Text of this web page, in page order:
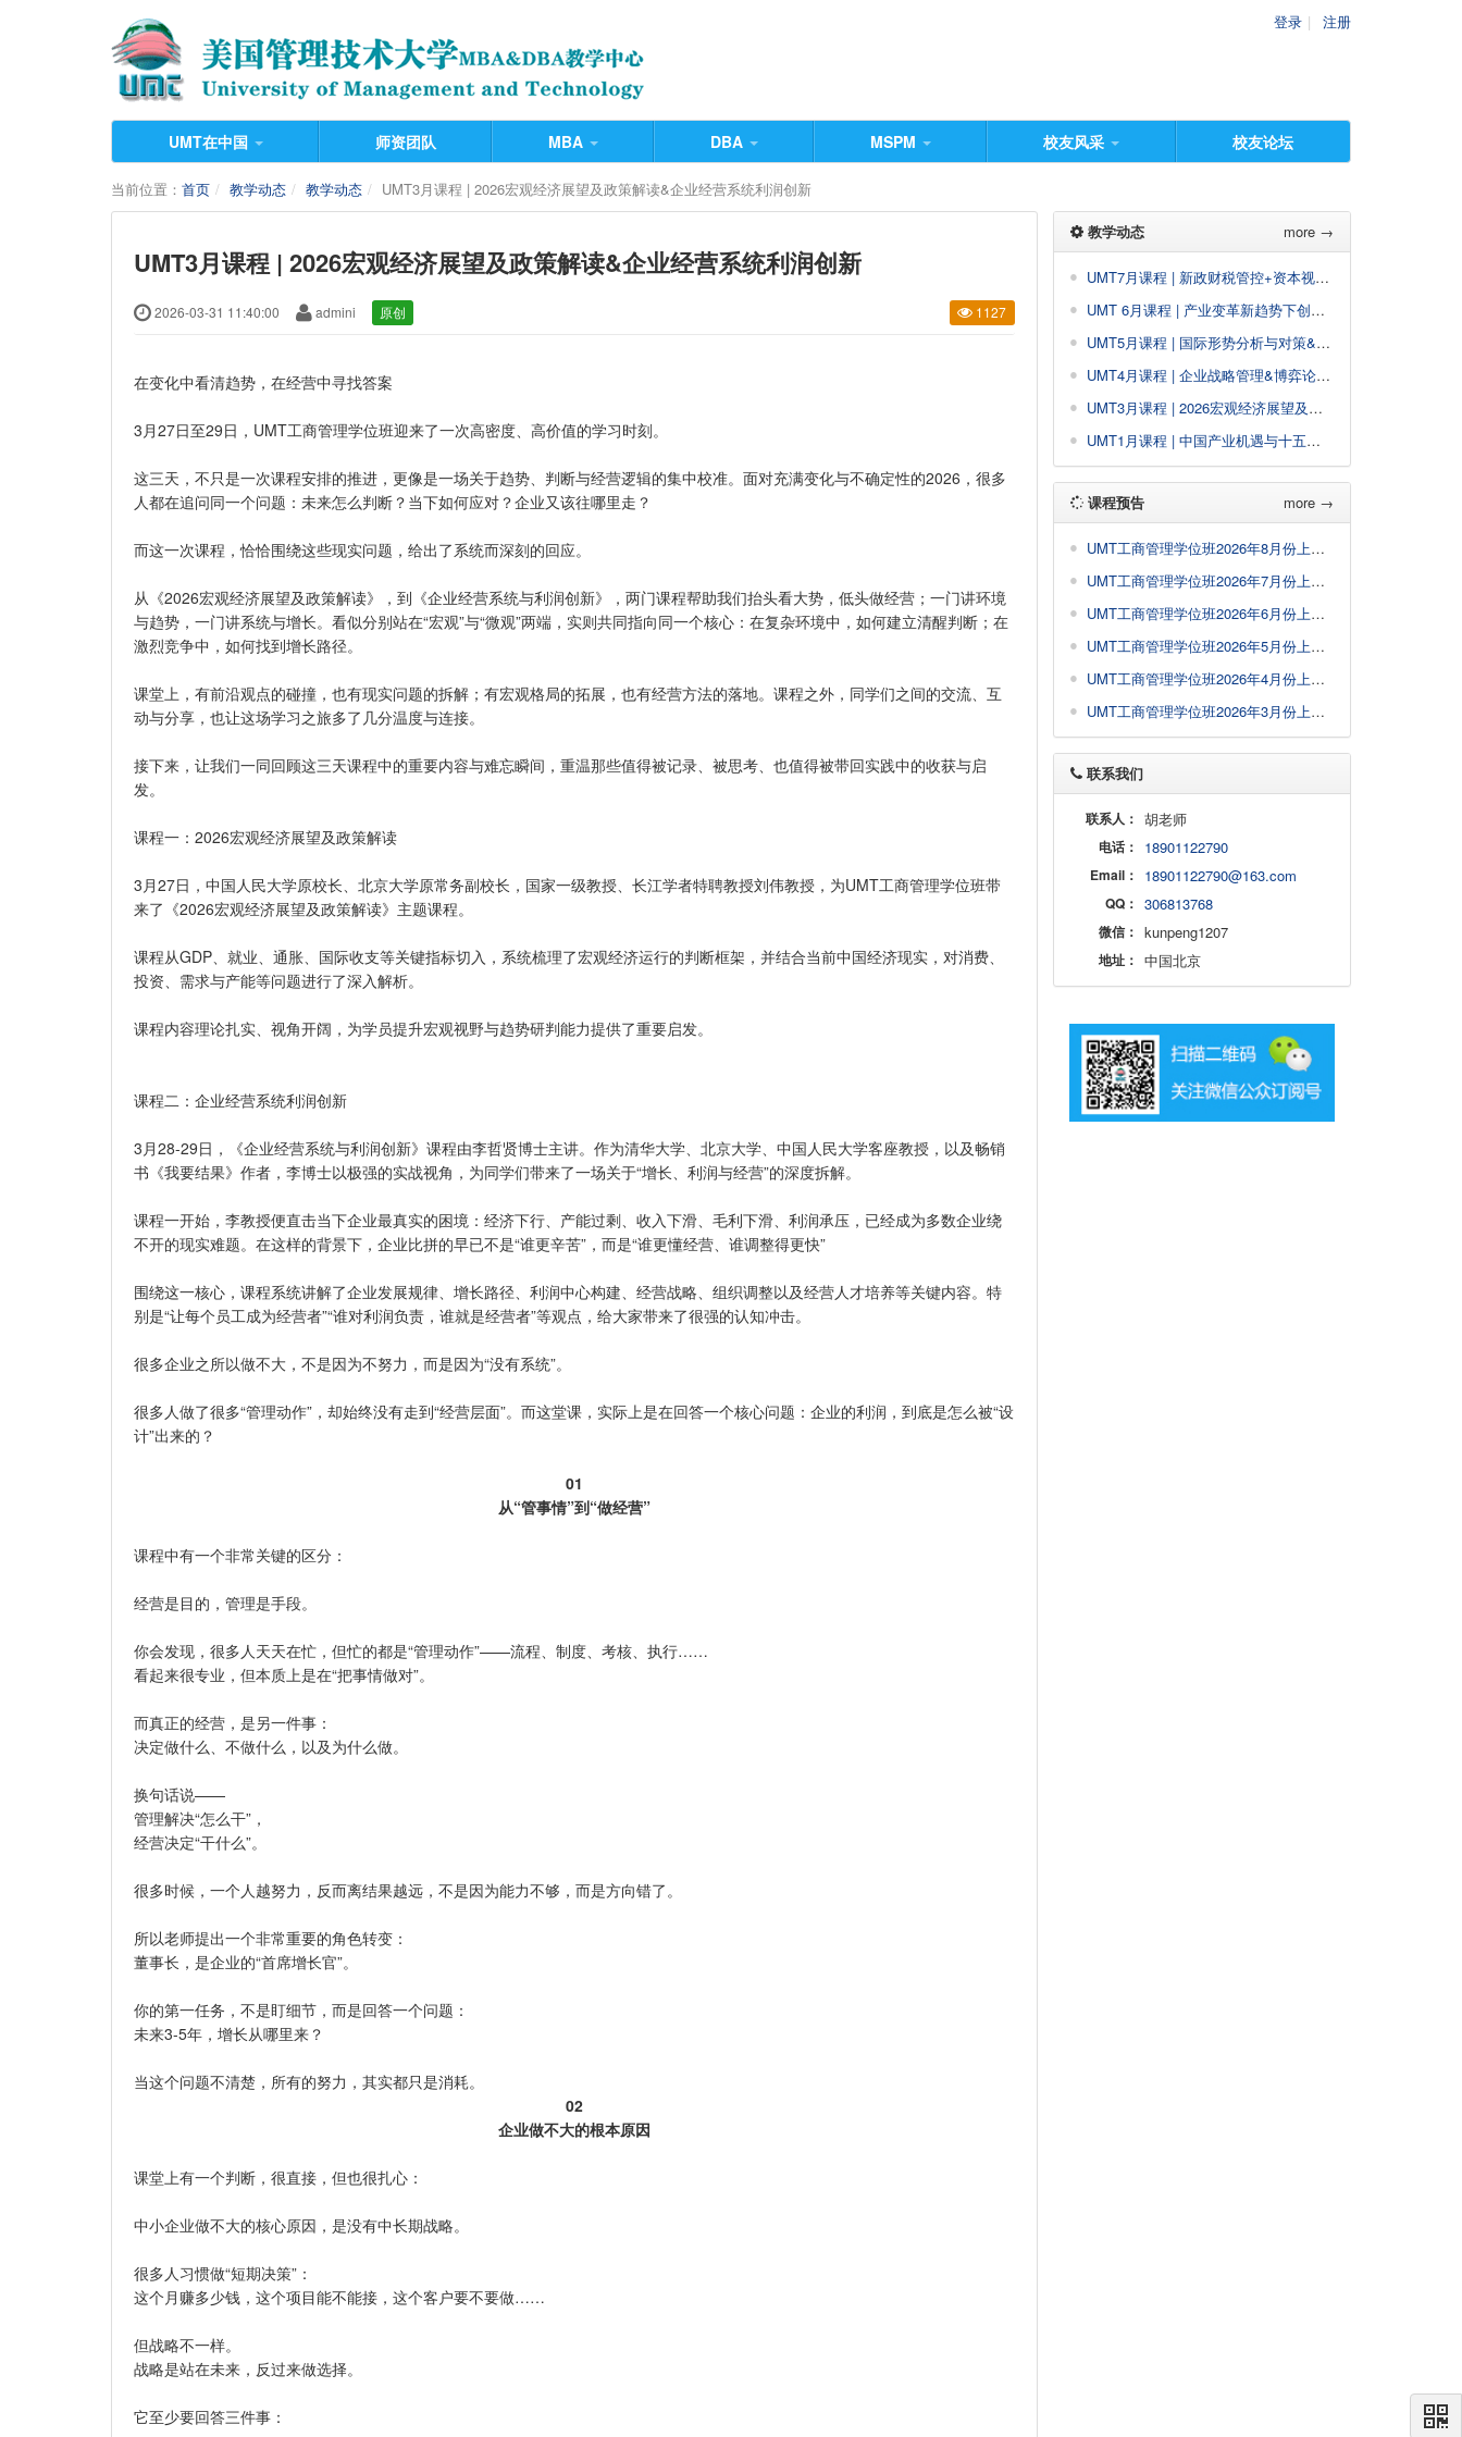
登录 注册
UMT在中国 师资团队 MBA DBA MSPM 校友风采 校友论坛
当前位置： 首页 教学动态 教学动态 UMT3月课程 | 2026宏观经济展望及政策解读&企业经营系统利润创新
UMT3月课程 | 2026宏观经济展望及政策解读&企业经营系统利润创新
2026-03-31 11:40:00 admini 原创 1127
在变化中看清趋势，在经营中寻找答案
3月27日至29日，UMT工商管理学位班迎来了一次高密度、高价值的学习时刻。
这三天，不只是一次课程安排的推进，更像是一场关于趋势、判断与经营逻辑的集中校准。面对充满变化与不确定性的2026，很多
人都在追问同一个问题：未来怎么判断？当下如何应对？企业又该往哪里走？
而这一次课程，恰恰围绕这些现实问题，给出了系统而深刻的回应。
从《2026宏观经济展望及政策解读》，到《企业经营系统与利润创新》，两门课程帮助我们抬头看大势，低头做经营；一门讲环境
与趋势，一门讲系统与增长。看似分别站在“宏观”与“微观”两端，实则共同指向同一个核心：在复杂环境中，如何建立清醒判断；在
激烈竞争中，如何找到增长路径。
课堂上，有前沿观点的碰撞，也有现实问题的拆解；有宏观格局的拓展，也有经营方法的落地。课程之外，同学们之间的交流、互
动与分享，也让这场学习之旅多了几分温度与连接。
接下来，让我们一同回顾这三天课程中的重要内容与难忘瞬间，重温那些值得被记录、被思考、也值得被带回实践中的收获与启
发。
课程一：2026宏观经济展望及政策解读
3月27日，中国人民大学原校长、北京大学原常务副校长，国家一级教授、长江学者特聘教授刘伟教授，为UMT工商管理学位班带
来了《2026宏观经济展望及政策解读》主题课程。
课程从GDP、就业、通胀、国际收支等关键指标切入，系统梳理了宏观经济运行的判断框架，并结合当前中国经济现实，对消费、
投资、需求与产能等问题进行了深入解析。
课程内容理论扎实、视角开阔，为学员提升宏观视野与趋势研判能力提供了重要启发。
课程二：企业经营系统利润创新
3月28-29日，《企业经营系统与利润创新》课程由李哲贤博士主讲。作为清华大学、北京大学、中国人民大学客座教授，以及畅销
书《我要结果》作者，李博士以极强的实战视角，为同学们带来了一场关于“增长、利润与经营”的深度拆解。
课程一开始，李教授便直击当下企业最真实的困境：经济下行、产能过剩、收入下滑、毛利下滑、利润承压，已经成为多数企业绕
不开的现实难题。在这样的背景下，企业比拼的早已不是“谁更辛苦”，而是“谁更懂经营、谁调整得更快”
围绕这一核心，课程系统讲解了企业发展规律、增长路径、利润中心构建、经营战略、组织调整以及经营人才培养等关键内容。特
别是“让每个员工成为经营者”“谁对利润负责，谁就是经营者”等观点，给大家带来了很强的认知冲击。
很多企业之所以做不大，不是因为不努力，而是因为“没有系统”。
很多人做了很多“管理动作”，却始终没有走到“经营层面”。而这堂课，实际上是在回答一个核心问题：企业的利润，到底是怎么被“设
计”出来的？
01
从“管事情”到“做经营”
课程中有一个非常关键的区分：
经营是目的，管理是手段。
你会发现，很多人天天在忙，但忙的都是“管理动作”——流程、制度、考核、执行……
看起来很专业，但本质上是在“把事情做对”。
而真正的经营，是另一件事：
决定做什么、不做什么，以及为什么做。
换句话说——
管理解决“怎么干”，
经营决定“干什么”。
很多时候，一个人越努力，反而离结果越远，不是因为能力不够，而是方向错了。
所以老师提出一个非常重要的角色转变：
董事长，是企业的“首席增长官”。
你的第一任务，不是盯细节，而是回答一个问题：
未来3-5年，增长从哪里来？
当这个问题不清楚，所有的努力，其实都只是消耗。
02
企业做不大的根本原因
课堂上有一个判断，很直接，但也很扎心：
中小企业做不大的核心原因，是没有中长期战略。
很多人习惯做“短期决策”：
这个月赚多少钱，这个项目能不能接，这个客户要不要做……
但战略不一样。
战略是站在未来，反过来做选择。
它至少要回答三件事：
教学动态 more →
UMT7月课程 | 新政财税管控+资本视角投资
UMT 6月课程 | 产业变革新趋势下创业与投资策略&商业模式创新与设计
UMT5月课程 | 国际形势分析与对策&创新思维与决策
UMT4月课程 | 企业战略管理&博弈论与策略思维
UMT3月课程 | 2026宏观经济展望及政策解读&企业经营系统利润创新
UMT1月课程 | 中国产业机遇与十五五规划+公司估值与股权投资&AI大模型驱动企业经营管理创新增长
课程预告 more →
UMT工商管理学位班2026年8月份上课课程
UMT工商管理学位班2026年7月份上课课程
UMT工商管理学位班2026年6月份上课课程
UMT工商管理学位班2026年5月份上课课程
UMT工商管理学位班2026年4月份上课通知
UMT工商管理学位班2026年3月份上课通知
联系我们
联系人： 胡老师
电话： 18901122790
Email： 18901122790@163.com
QQ： 306813768
微信： kunpeng1207
地址： 中国北京